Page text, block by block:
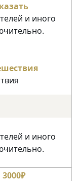
и иного
и иного